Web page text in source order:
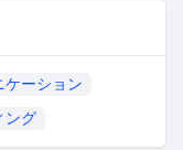
ケーション
ング